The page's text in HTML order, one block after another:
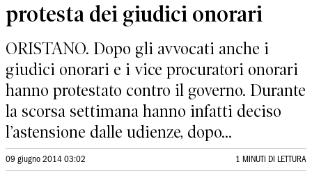
protesta dei giudici onorari
ORISTANO. Dopo gli avvocati anche i
giudici onorari e i vice procuratori onorari
hanno protestato contro il governo. Durante
la scorsa settimana hanno infatti deciso
l’astensione dalle udienze, dopo...
09 giugno 2014 03:02 1 MINUTI DI LETTURA